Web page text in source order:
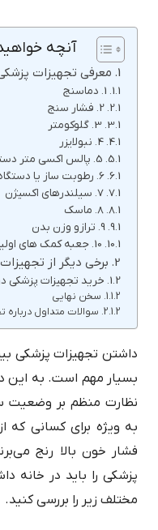
آنچه
معرفی تجهیزات
1. دماسنج
2. فشار سنج
3. گلوکومتر
4. نبولایزر
5. پالس اکسی متر دستی
6. رطوبت ساز یا دستگاه بخور
7. سیلندرهای اکسیژن
8. ماسک
9. ترازو وزن بدن
10. جعبه کمک های اولیه
برخی دیگر از
خرید تجهیزات پزشکی
سخن نهایی
سوالات متداول درباره
داشتن تجهیزات پزشکی
بسیار مهم است. به این
نظارت منظم بر وضعیت
به ویژه برای کسانی که
فشار خون بالا رنج
مختلف زیر را بررسی کنید.